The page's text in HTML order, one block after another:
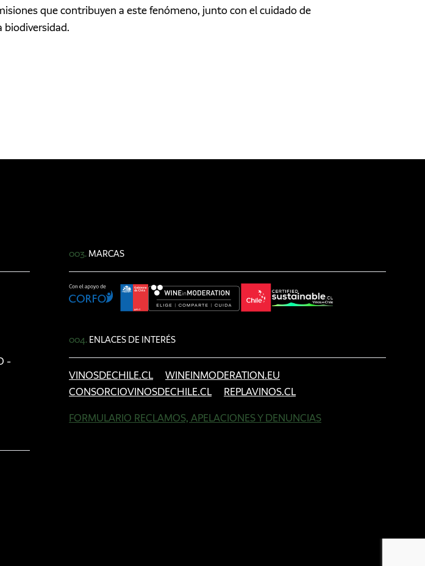
que contribuyen a este fenómeno, junto con el cuidado de
biodiversidad.
-
003. MARCAS
004. ENLACES DE INTERÉS
VINOSDECHILE.CL
WINEINMODERATION.EU
CONSORCIOVINOSDECHILE.CL
REPLAVINOS.CL
FORMULARIO RECLAMOS, APELACIONES Y DENUNCIAS